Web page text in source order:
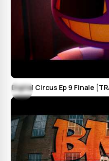
Digital Circus Ep 9 Finale